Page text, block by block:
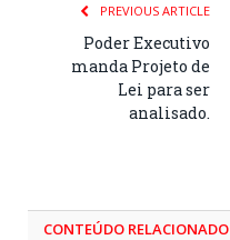
PREVIOUS ARTICLE
Poder Executivo
manda Projeto de
Lei para ser
analisado.
CONTEÚDO RELACIONADO